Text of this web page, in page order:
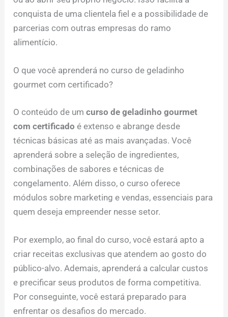
conquista de uma clientela fiel e a possibilidade de
parcerias com outras empresas do ramo
alimentício.
O que você aprenderá no curso de geladinho
gourmet com certificado?
O conteúdo de umcurso de geladinho gourmet
com certificado é extenso e abrange desde
técnicas básicas até as mais avançadas. Você
aprenderá sobre a seleção de ingredientes,
combinações de sabores e técnicas de
congelamento. Além disso, o curso oferece
módulos sobre marketing e vendas, essenciais para
quem deseja empreender nesse setor.
Por exemplo, ao final do curso, você estará apto a
criar receitas exclusivas que atendem ao gosto do
público-alvo. Ademais, aprenderá a calcular custos
e precificar seus produtos de forma competitiva.
Por conseguinte, você estará preparado para
enfrentar os desafios do mercado.